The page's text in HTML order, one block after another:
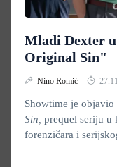
Mladi Dexter
Original Sin"
Nino Romić
Showtime je objavio
Sin, prequel seriju u
forenzičara i